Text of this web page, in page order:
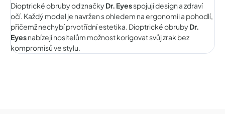
Dioptrické obruby od značkyDr. Eyesspojují design a zdraví
očí. Každý model je navržen s ohledem na ergonomii a pohodlí,
přičemž nechybí prvotřídní estetika. Dioptrické obrubyDr.
Eyesnabízejí nositelům možnost korigovat svůj zrak bez
kompromisů ve stylu.